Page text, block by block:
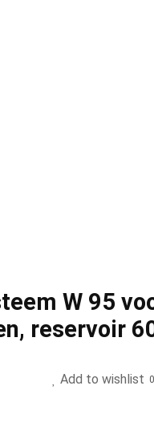
W 95
reservoir
Add to wishlist 0